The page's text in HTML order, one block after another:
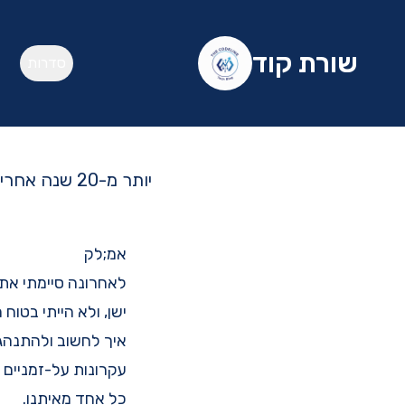
שורת קוד
יותר מ-20 שנה אחרי: למה העקרונות של The Pragmatic Programmer חשובים היום יותר מתמיד
אמ;לק
לאחרונה סיימתי
ישן, ולא הייתי
עקרונות על-
כל אחד מאיתנו.